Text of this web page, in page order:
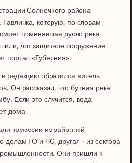
Солнечного района
которую, по словам
поменявшая русло река
что защитное сооружение
портал «Губерния».
редакцию обратился житель
Он рассказал, что бурная река
Если это случится, вода
дома.
комиссии из районной
делам ГО и ЧС, другая - из сектора
Они пришли к